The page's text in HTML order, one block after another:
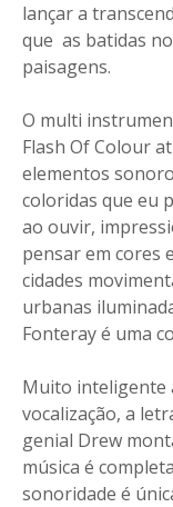
lançar a
que as batidas
paisagens.
O multi
Flash Of Colour
elementos
coloridas que eu
ao ouvir,
pensar em cores
cidades
urbanas
Fonteray é uma
Muito inteligente
vocalização, a
genial Drew
música é
sonoridade é